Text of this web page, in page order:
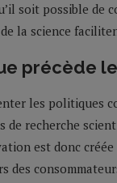
soit possible de
la science
précède
les politiques
de recherche
est donc
des